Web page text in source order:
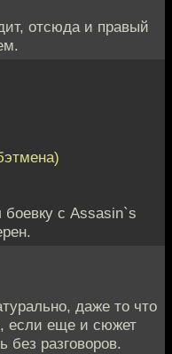
отсюда и правый
с Assasin`s
даже то что
если еще и сюжет
без разговоров.